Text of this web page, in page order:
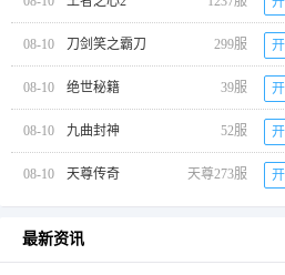
08-10 刀剑笑之霸刀 299服
08-10 绝世秘籍 39服
08-10 九曲封神 52服
08-10 天尊传奇 天尊273服
最新资讯